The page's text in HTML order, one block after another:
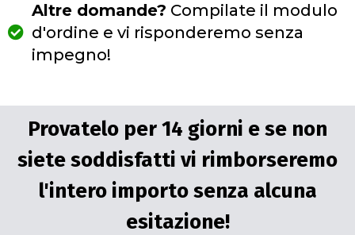
Altre domande? Compilate il modulo
d'ordine e vi risponderemo senza
impegno!
Provatelo per 14 giorni e se non
siete soddisfatti vi rimborseremo
l'intero importo senza alcuna
esitazione!